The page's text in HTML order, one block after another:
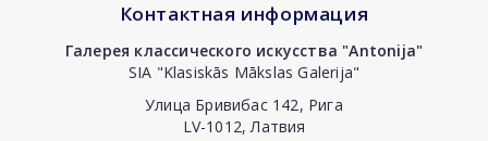
Контактная информация
Галерея классического искусства "Antonija"
SIA "Klasiskās Mākslas Galerija"
Улица Бривибас 142, Рига
LV-1012, Латвия